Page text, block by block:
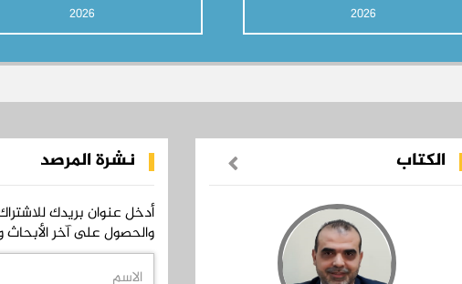
2026 2026
الكتاب نشرة المرصد
أدخل عنوان بريدك
والحصول على آخر الأبحاث